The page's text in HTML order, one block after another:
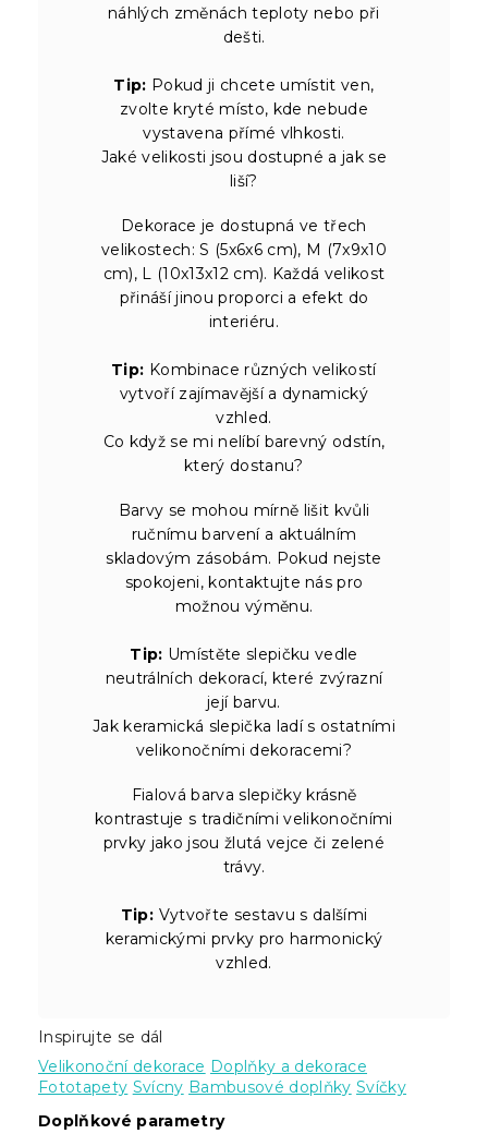
náhlých změnách teploty nebo při
dešti.
Tip: Pokud ji chcete umístit ven,
zvolte kryté místo, kde nebude
vystavena přímé vlhkosti.
Jaké velikosti jsou dostupné a jak se
liší?
Dekorace je dostupná ve třech
velikostech: S (5x6x6 cm), M (7x9x10
cm), L (10x13x12 cm). Každá velikost
přináší jinou proporci a efekt do
interiéru.
Tip: Kombinace různých velikostí
vytvoří zajímavější a dynamický
vzhled.
Co když se mi nelíbí barevný odstín,
který dostanu?
Barvy se mohou mírně lišit kvůli
ručnímu barvení a aktuálním
skladovým zásobám. Pokud nejste
spokojeni, kontaktujte nás pro
možnou výměnu.
Tip: Umístěte slepičku vedle
neutrálních dekorací, které zvýrazní
její barvu.
Jak keramická slepička ladí s ostatními
velikonočními dekoracemi?
Fialová barva slepičky krásně
kontrastuje s tradičními velikonočními
prvky jako jsou žlutá vejce či zelené
trávy.
Tip: Vytvořte sestavu s dalšími
keramickými prvky pro harmonický
vzhled.
Inspirujte se dál
Velikonoční dekorace Doplňky a dekorace
Fototapety Svícny Bambusové doplňky Svíčky
Doplňkové parametry